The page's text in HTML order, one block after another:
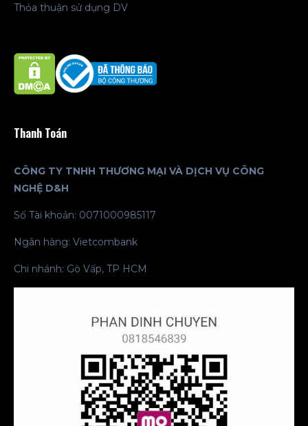
Thỏa thuận sử dụng DV
Thanh Toán
CÔNG TY TNHH THƯƠNG MẠI VÀ DỊCH VỤ CÔNG
NGHỆ D&H
Số Tài khoản: 0071000985117
Ngân hàng: Vietcombank
Chi nhánh: Gò Vấp, TP HCM